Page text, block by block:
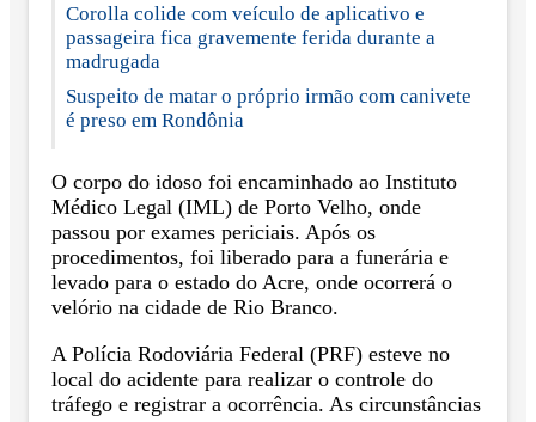
Corolla colide com veículo de aplicativo e
passageira fica gravemente ferida durante a
madrugada
Suspeito de matar o próprio irmão com canivete
é preso em Rondônia
O corpo do idoso foi encaminhado ao Instituto
Médico Legal (IML) de Porto Velho, onde
passou por exames periciais. Após os
procedimentos, foi liberado para a funerária e
levado para o estado do Acre, onde ocorrerá o
velório na cidade de Rio Branco.
A Polícia Rodoviária Federal (PRF) esteve no
local do acidente para realizar o controle do
tráfego e registrar a ocorrência. As circunstâncias